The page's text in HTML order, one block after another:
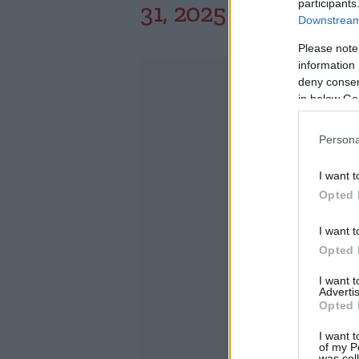
Please
information
deny
in below
I want
Opted
I want
Opted
I want
Opted
I want
of my
31, 2025